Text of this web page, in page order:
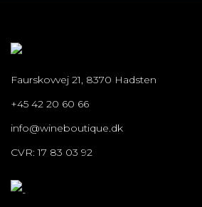
Faurskovvej 21, 8370 Hadsten
+45 42 20 60 66
info@wineboutique.dk
CVR: 17 83 03 92